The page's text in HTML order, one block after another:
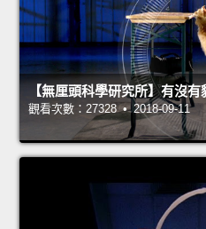
【無厘頭科學研究所】有沒
觀看次數：27328 • 2018-09-11